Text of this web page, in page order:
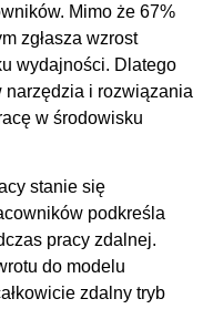
Mimo że 67%
zgłasza wzrost
wydajności. Dlatego
narzędzia i rozwiązania
w środowisku
stanie się
podkreśla
pracy zdalnej.
do modelu
zdalny tryb